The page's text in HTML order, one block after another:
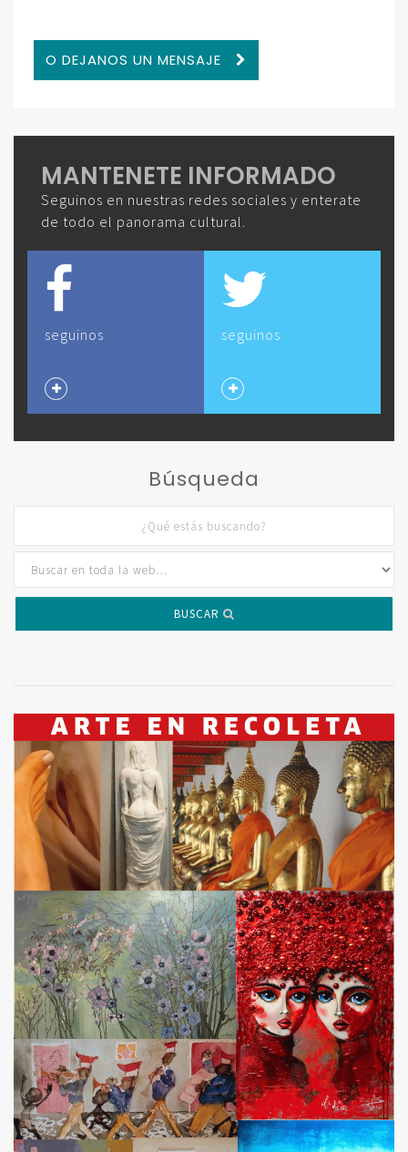
O DEJANOS UN MENSAJE
MANTENETE INFORMADO
Seguinos en nuestras redes sociales y enterate
de todo el panorama cultural.
seguinos seguinos
Búsqueda
BUSCAR